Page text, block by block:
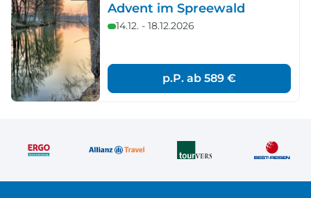
Advent im Spreewald
14.12. - 18.12.2026
p.P. ab 589 €